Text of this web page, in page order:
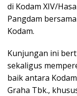
di Kodam XIV/
Pangdam
Kodam.
Kunjungan ini
sekaligus
baik antara
Graha Tbk.,